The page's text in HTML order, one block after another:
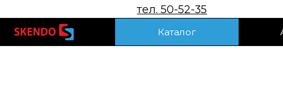
Каталог
тел. 50-52-35